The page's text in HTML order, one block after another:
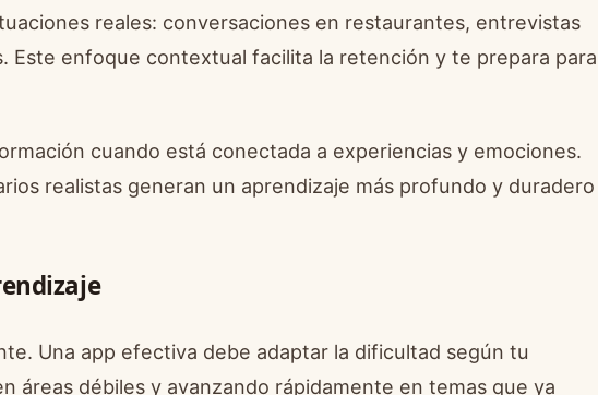
reales: conversaciones en restaurantes, entrevistas
Este enfoque contextual facilita la retención y te prepara para
cuando está conectada a experiencias y emociones.
realistas generan un aprendizaje más profundo y duradero
Una app efectiva debe adaptar la dificultad según tu
áreas débiles y avanzando rápidamente en temas que ya